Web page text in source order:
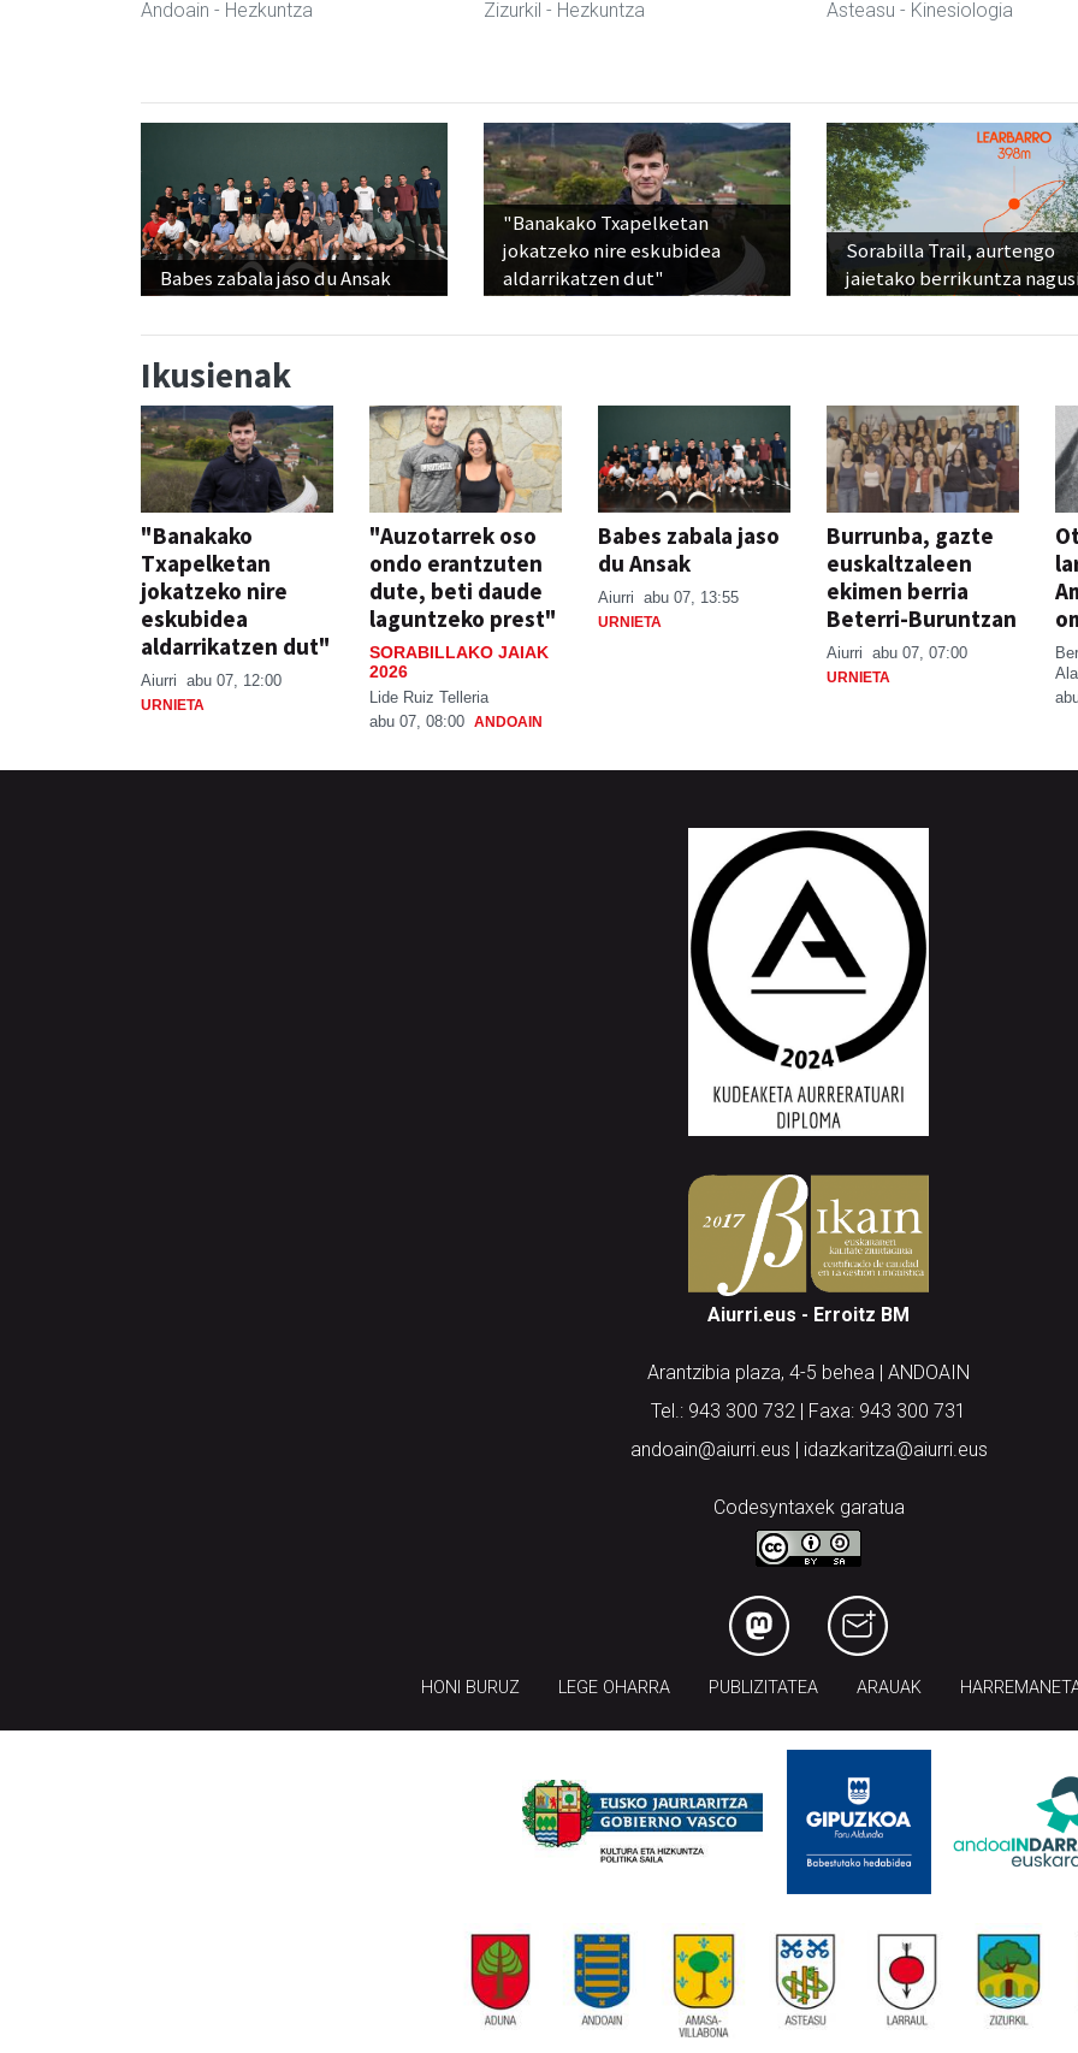
Andoain - Hezkuntza Zizurkil - Hezkuntza Asteasu - Kinesiologia
Babes zabala jaso du Ansak
"Banakako Txapelketan
jokatzeko nire eskubidea
aldarrikatzen dut"
Sorabilla Trail, aurtengo
jaietako berrikuntza
Ikusienak
"Banakako
Txapelketan
jokatzeko nire
eskubidea
aldarrikatzen dut"
Aiurri abu 07, 12:00
URNIETA
"Auzotarrek oso
ondo erantzuten
dute, beti daude
laguntzeko prest"
SORABILLAKO JAIAK
2026
Lide Ruiz Telleria
abu 07, 08:00 ANDOAIN
Babes zabala jaso
du Ansak
Aiurri abu 07, 13:55
URNIETA
Burrunba, gazte
euskaltzaleen
ekimen berria
Beterri-Buruntzan
Aiurri abu 07, 07:00
URNIETA
Aiurri.eus - Erroitz BM
Arantzibia plaza, 4-5 behea | ANDOAIN
Tel.: 943 300 732 | Faxa: 943 300 731
andoain@aiurri.eus | idazkaritza@aiurri.eus
Codesyntaxek garatua
HONI BURUZ LEGE OHARRA PUBLIZITATEA ARAUAK